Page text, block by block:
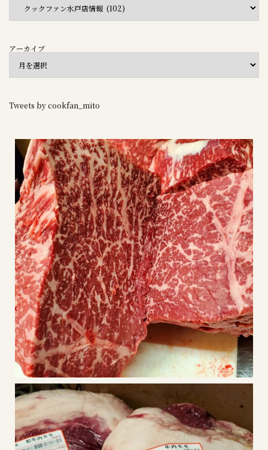
アーカイブ
Tweets by cookfan_mito